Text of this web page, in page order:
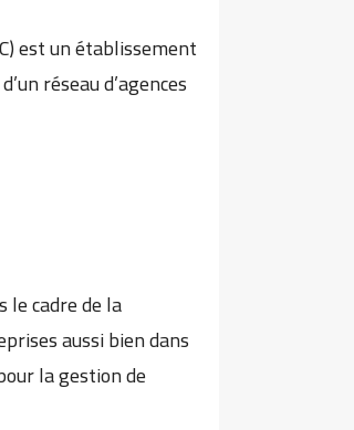
est un établissement
réseau d’agences
le cadre de la
aussi bien dans
la gestion de